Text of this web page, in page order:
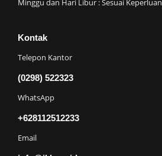
Minggu dan Hari Libur : Sesuai Keperluan
Kontak
Telepon Kantor
(0298) 522323
WhatsApp
+628112512233
Email